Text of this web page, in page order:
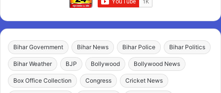
Bihar Government Bihar News Bihar Police Bihar Politics
Bihar Weather BJP Bollywood Bollywood News
Box Office Collection Congress Cricket News